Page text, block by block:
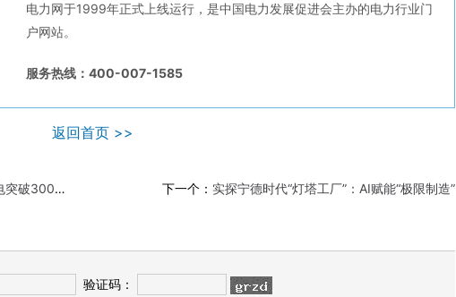
电力网于1999年正式上线运行，是中国电力发展促进会主办的电力行业门
户网站。
服务热线：400-007-1585
返回首页 >>
亿千瓦时 下一个： 实探宁德时代“灯塔工厂”：AI赋能“极限制造”
验证码：